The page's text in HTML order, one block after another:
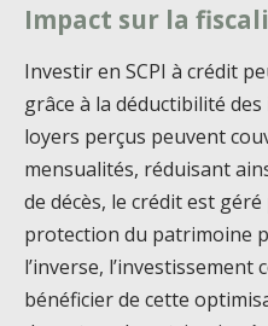
Impact sur la
Investir en SCPI à crédit
grâce à la déductibilité
loyers perçus peuvent
mensualités, réduisant
de décès, le crédit est
protection du patrimoine
l’inverse,
bénéficier de cette